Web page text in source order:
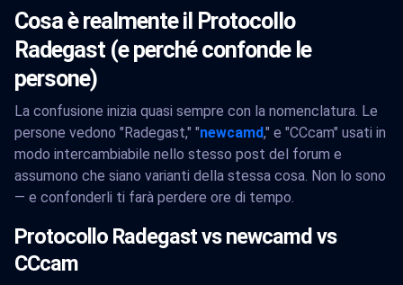
Cosa è realmente il Protocollo
Radegast (e perché confonde le
persone)
La confusione inizia quasi sempre con la nomenclatura. Le
persone vedono "Radegast," "newcamd," e "CCcam" usati in
modo intercambiabile nello stesso post del forum e
assumono che siano varianti della stessa cosa. Non lo sono
— e confonderli ti farà perdere ore di tempo.
Protocollo Radegast vs newcamd vs
CCcam